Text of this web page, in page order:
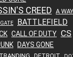
CREED A
BATTLEFIELD
CALL OF DUTY CS
DAYS GONE